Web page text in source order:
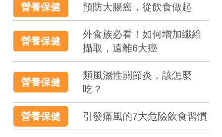
營養保健 預防大腸癌，從飲食做起
營養保健
外食族必看！如何增加纖維
攝取，遠離6大癌
營養保健
類風濕性關節炎，該怎麼
吃？
營養保健 引發痛風的7大危險飲食習慣